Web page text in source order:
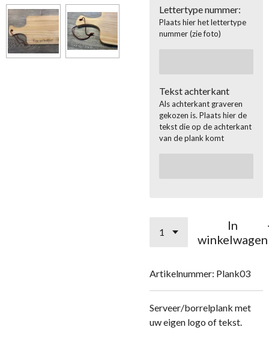
Lettertype nummer:
Plaats hier het lettertype
nummer (zie foto)
Tekst achterkant
Als achterkant graveren
gekozen is. Plaats hier de
tekst die op de achterkant
van de plank komt
In
winkelwagen
Artikelnummer: Plank03
Serveer/borrelplank met
uw eigen logo of tekst.